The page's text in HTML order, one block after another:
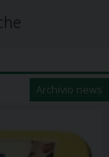
Archivio news